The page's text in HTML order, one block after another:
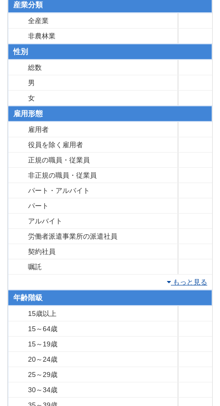
産業分類
全産業
非農林業
性別
総数
男
女
雇用形態
雇用者
役員を除く雇用者
正規の職員・従業員
非正規の職員・従業員
パート・アルバイト
パート
アルバイト
労働者派遣事業所の派遣社員
契約社員
嘱託
もっと見る
年齢階級
15歳以上
15～64歳
15～19歳
20～24歳
25～29歳
30～34歳